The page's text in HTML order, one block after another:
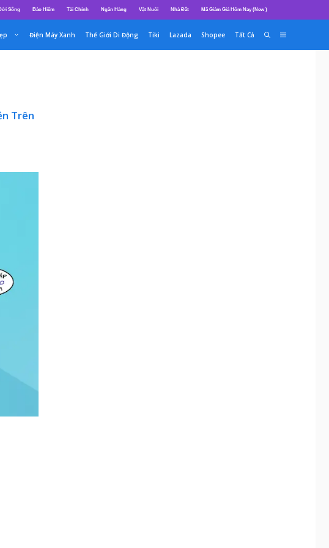
Sống Bảo Hiểm Tài Chính Ngân Hàng Vật Nuôi Nhà Đất Mã Giảm Giá Hôm Nay (New )
Điện Máy Xanh Thế Giới Di Động Tiki Lazada Shopee Tất Cả
Trên